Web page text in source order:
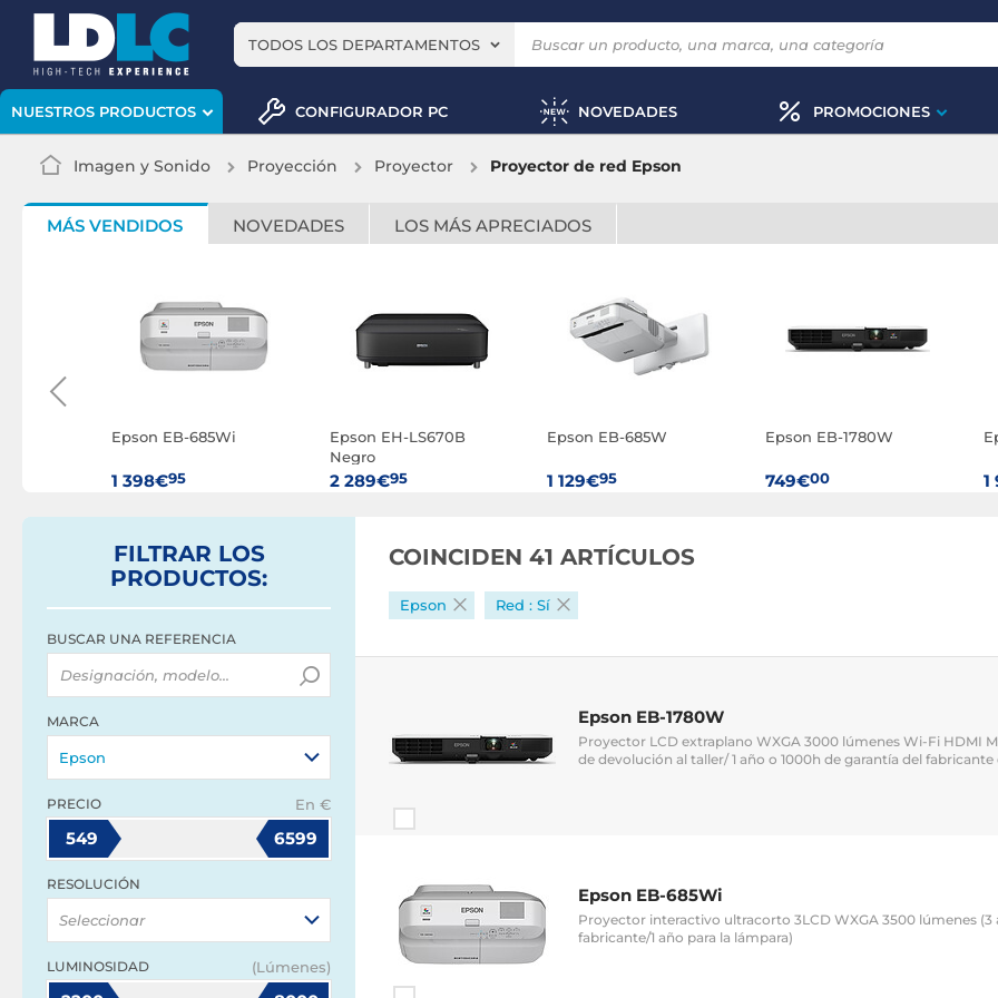
TODOS LOS DEPARTAMENTOS
NUESTROS PRODUCTOS CONFIGURADOR PC NOVEDADES PROMOCIONES
Imagen y Sonido Proyección Proyector Proyector de red Epson
MÁS VENDIDOS NOVEDADES LOS MÁS APRECIADOS
Epson EB-685Wi
1 398€95
Epson EH-LS670B
Negro
2 289€95
Epson EB-685W
1 129€95
Epson EB-1780W
749€00 1
FILTRAR LOS
PRODUCTOS:
BUSCAR UNA REFERENCIA
MARCA
Epson
PRECIO En €
549 6599
RESOLUCIÓN
Seleccionar
LUMINOSIDAD (Lúmenes)
COINCIDEN 41 ARTÍCULOS
Epson Red : Sí
Epson EB-1780W
Proyector LCD extraplano WXGA 3000 lúmenes Wi-Fi HDMI
de devolución al taller/ 1 año o 1000h de garantía del fabricante
Epson EB-685Wi
Proyector interactivo ultracorto 3LCD WXGA 3500 lúmenes (3
fabricante/1 año para la lámpara)